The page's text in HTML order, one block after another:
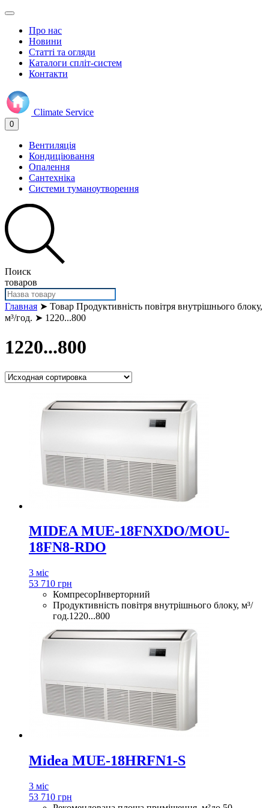
Про нас
Новини
Статті та огляди
Каталоги спліт-систем
Контакти
Climate Service
0
Вентиляція
Кондиціювання
Опалення
Сантехніка
Системи туманоутворення
Поиск
товаров
Главная ➤ Товар Продуктивність повітря внутрішнього блоку,
м³/год. ➤ 1220...800
1220...800
MIDEA MUE-18FNXDO/MOU-
18FN8-RDO
3 міс
53 710 грн
КомпресорІнверторний
Продуктивність повітря внутрішнього блоку, м³/
год.1220...800
Midea MUE-18HRFN1-S
3 міс
53 710 грн